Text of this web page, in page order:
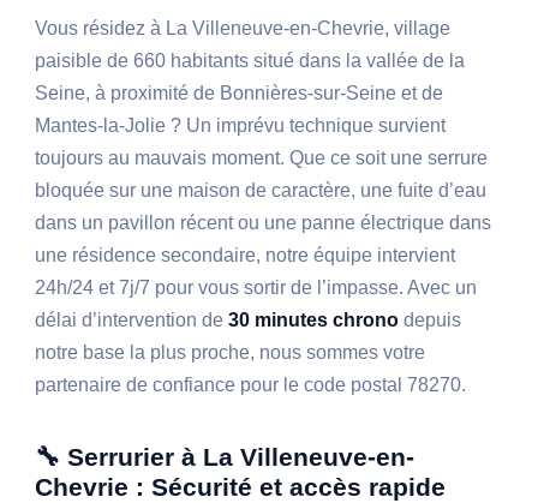
Vous résidez à La Villeneuve-en-Chevrie, village
paisible de 660 habitants situé dans la vallée de la
Seine, à proximité de Bonnières-sur-Seine et de
Mantes-la-Jolie ? Un imprévu technique survient
toujours au mauvais moment. Que ce soit une serrure
bloquée sur une maison de caractère, une fuite d’eau
dans un pavillon récent ou une panne électrique dans
une résidence secondaire, notre équipe intervient
24h/24 et 7j/7 pour vous sortir de l’impasse. Avec un
délai d’intervention de30 minutes chrono depuis
notre base la plus proche, nous sommes votre
partenaire de confiance pour le code postal 78270.
🔧 Serrurier à La Villeneuve-en-
Chevrie : Sécurité et accès rapide